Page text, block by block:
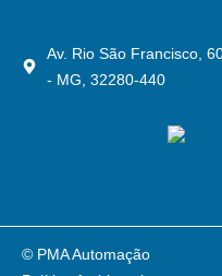
Av. Rio São Francisco,
- MG, 32280-440
© PMA Automação